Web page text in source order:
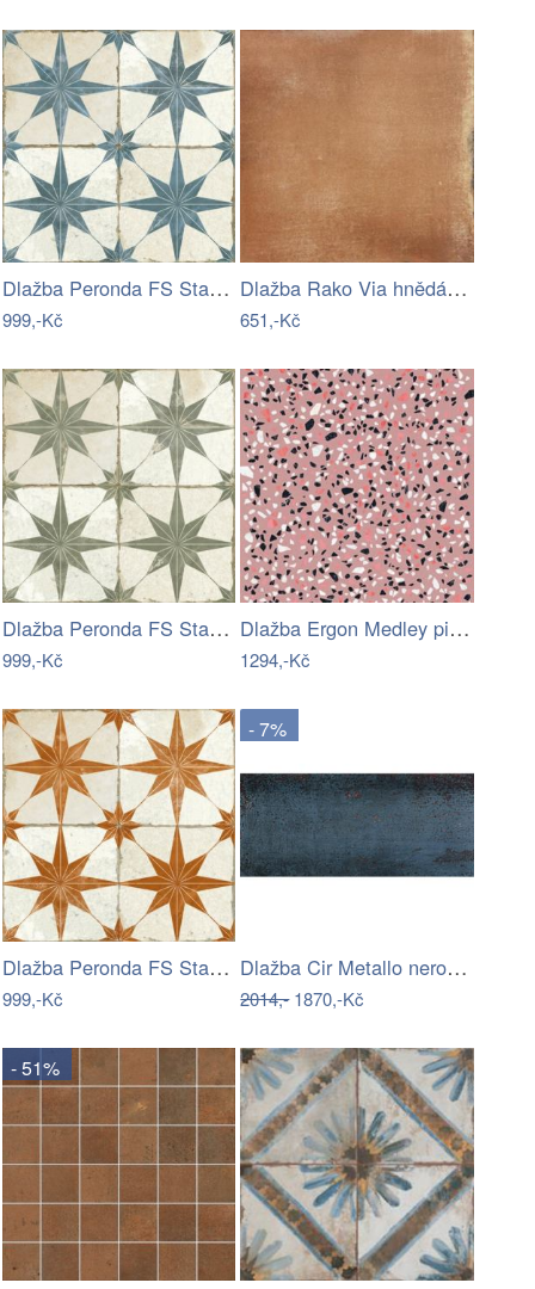
Dlažba Peronda FS Star blue 45x45 cm…
999,-Kč
Dlažba Rako Via hnědá 30x30 cm mat…
651,-Kč
Dlažba Peronda FS Star sage 45x45 cm…
999,-Kč
Dlažba Ergon Medley pink 60x60 cm mat…
1294,-Kč
Dlažba Peronda FS Star oxide 45x45 cm…
999,-Kč
- 7%
Dlažba Cir Metallo nero 60x120 cm mat…
2014,-1870,-Kč
- 51%